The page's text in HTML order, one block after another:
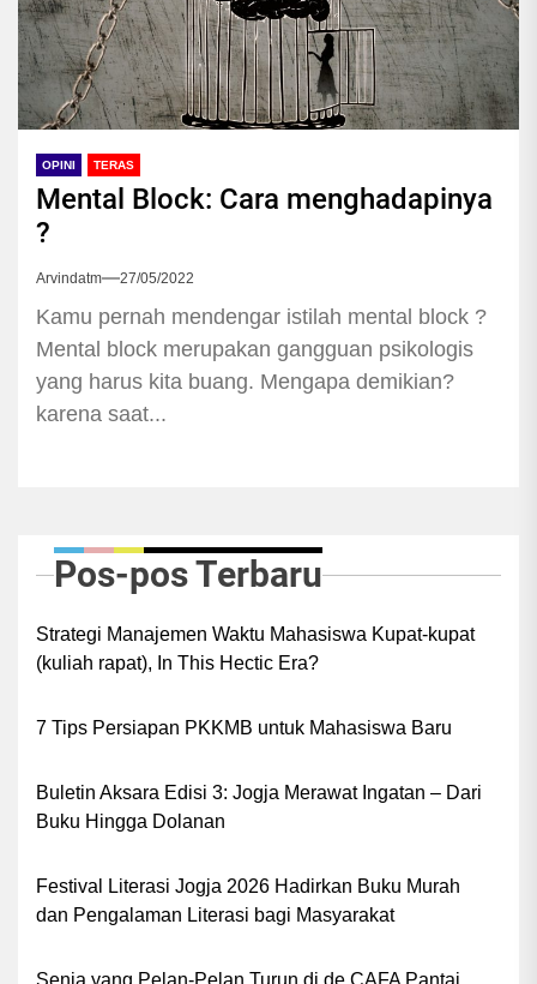
OPINI TERAS
Mental Block: Cara menghadapinya
?
Arvindatm 27/05/2022
Kamu pernah mendengar istilah mental block ?
Mental block merupakan gangguan psikologis
yang harus kita buang. Mengapa demikian?
karena saat...
Pos-pos Terbaru
Strategi Manajemen Waktu Mahasiswa Kupat-kupat
(kuliah rapat), In This Hectic Era?
7 Tips Persiapan PKKMB untuk Mahasiswa Baru
Buletin Aksara Edisi 3: Jogja Merawat Ingatan – Dari
Buku Hingga Dolanan
Festival Literasi Jogja 2026 Hadirkan Buku Murah
dan Pengalaman Literasi bagi Masyarakat
Senja yang Pelan-Pelan Turun di de.CAFA Pantai